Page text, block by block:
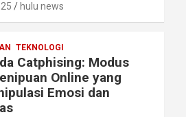
hulu news
TEKNOLOGI
Catphising: Modus
Online yang
Emosi dan